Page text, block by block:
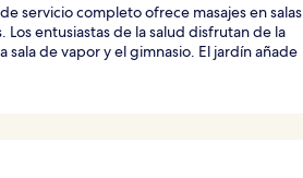
servicio completo ofrece masajes en salas
Los entusiastas de la salud disfrutan de la
sala de vapor y el gimnasio. El jardín añade